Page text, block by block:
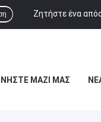
Ζητήστε ένα
ΜΑΖΊ ΜΑΣ